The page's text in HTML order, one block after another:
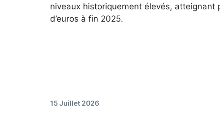
niveaux historiquement élevés, atteignant
d’euros à fin 2025.
15 Juillet 2026